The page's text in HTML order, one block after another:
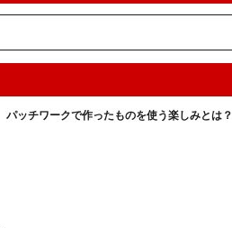
パッチワークで作ったものを使う楽しみとは？